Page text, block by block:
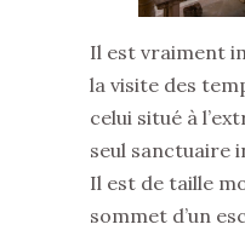
Il est vraiment
la visite des
celui situé à
seul sanctuaire
Il est de taille
sommet d’un